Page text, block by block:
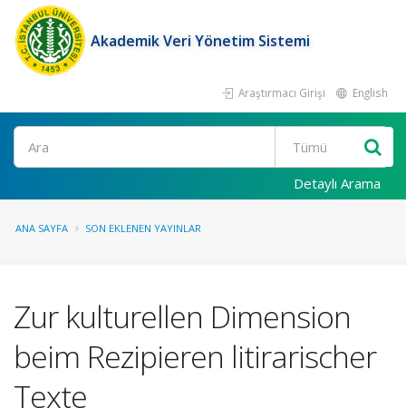
Akademik Veri Yönetim Sistemi
Araştırmacı Girişi English
Ara
Detaylı Arama
ANA SAYFA SON EKLENEN YAYINLAR
Zur kulturellen Dimension
beim Rezipieren litirarischer
Texte